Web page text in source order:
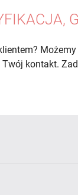
kontakt.